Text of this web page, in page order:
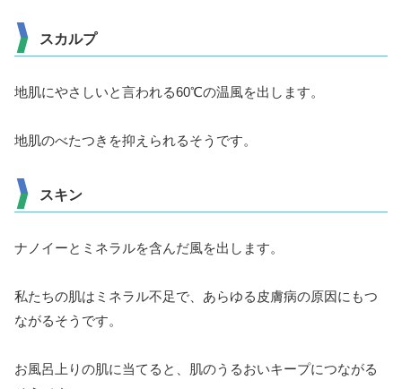
スカルプ
地肌にやさしいと言われる60℃の温風を出します。
地肌のべたつきを抑えられるそうです。
スキン
ナノイーとミネラルを含んだ風を出します。
私たちの肌はミネラル不足で、あらゆる皮膚病の原因にもつ
ながるそうです。
お風呂上りの肌に当てると、肌のうるおいキープにつながる